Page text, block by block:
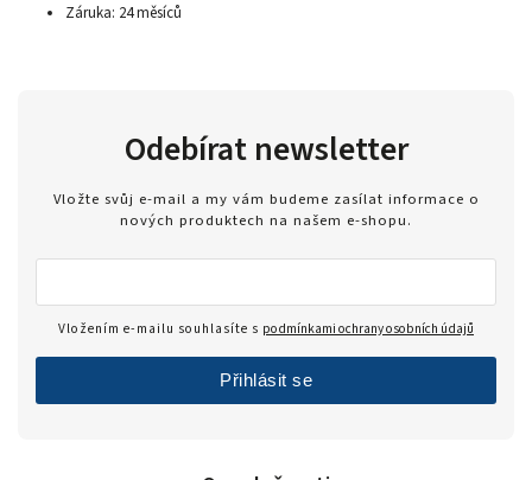
Záruka: 24 měsíců
Odebírat newsletter
Vložte svůj e-mail a my vám budeme zasílat informace o
nových produktech na našem e-shopu.
Vložením e-mailu souhlasíte s podmínkami ochrany osobních údajů
Přihlásit se